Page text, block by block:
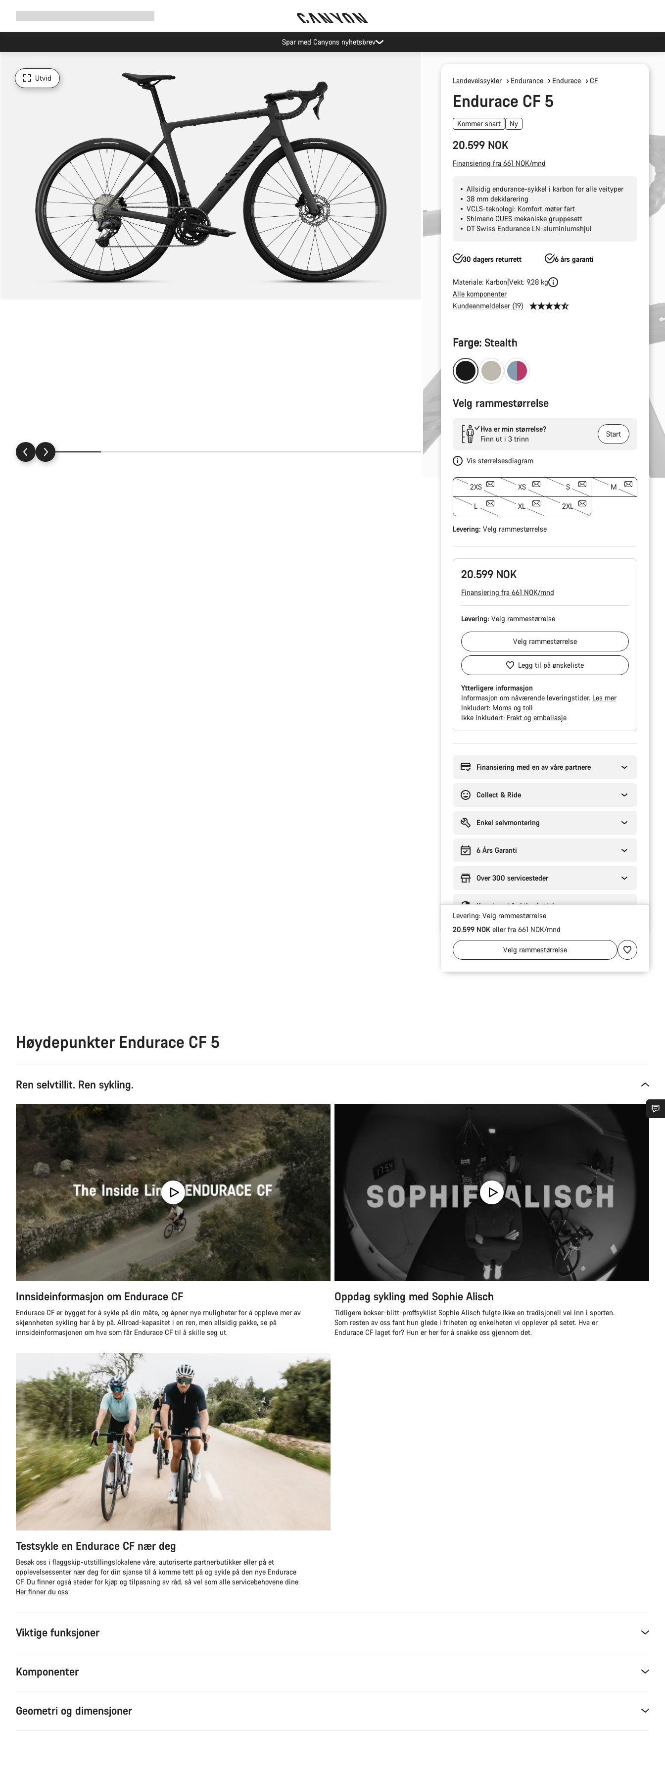
Spar med Canyons nyhetsbrev
Utvid Landeveissykler Endurance Endurace CF
Endurace CF 5
Kommer snart Ny
20.599 NOK
Finansiering fra 661 NOK/mnd
Allsidig endurance-sykkel i karbon for alle veityper
38 mm dekklarering
VCLS-teknologi: Komfort møter fart
Shimano CUES mekaniske gruppesett
DT Swiss Endurance LN-aluminiumshjul
30 dagers returrett 6 års garanti
Materiale: Karbon Vekt: 9,28 kg
Alle komponenter
Kundeanmeldelser (19)
Produktkonfigurasjon
Farge: Stealth
Velg rammestørrelse
Hva er min størrelse?
Finn ut i 3 trinn
Start
Vis størrelsesdiagram
2XS XS S M
L XL 2XL
Levering: Velg rammestørrelse
20.599 NOK
Finansiering fra 661 NOK/mnd
Levering: Velg rammestørrelse
Velg rammestørrelse
Legg til på ønskeliste
Ytterligere informasjon
Informasjon om nåværende leveringstider. Les mer
Inkludert: Moms og toll
Ikke inkludert: Frakt og emballasje
Finansiering med en av våre partnere
Collect & Ride
Enkel selvmontering
6 Års Garanti
Over 300 servicesteder
Konstruert fraktbeskyttelse
Levering: Velg rammestørrelse
20.599 NOKeller fra 661 NOK/mnd
Velg rammestørrelse
Høydepunkter Endurace CF 5
Ren selvtillit. Ren sykling.
Innsideinformasjon om Endurace CF
Endurace CF er bygget for å sykle på din måte, og åpner nye muligheter for å oppleve mer av
skjønnheten sykling har å by på. Allroad-kapasitet i en ren, men allsidig pakke, se på
innsideinformasjonen om hva som får Endurace CF til å skille seg ut.
Oppdag sykling med Sophie Alisch
Tidligere bokser-blitt-proffsyklist Sophie Alisch fulgte ikke en tradisjonell vei inn i sporten.
Som resten av oss fant hun glede i friheten og enkelheten vi opplever på setet. Hva er
Endurace CF laget for? Hun er her for å snakke oss gjennom det.
Testsykle en Endurace CF nær deg
Besøk oss i flaggskip-utstillingslokalene våre, autoriserte partnerbutikker eller på et
opplevelsessenter nær deg for din sjanse til å komme tett på og sykle på den nye Endurace
CF. Du finner også steder for kjøp og tilpasning av råd, så vel som alle servicebehovene dine.
Her finner du oss.
Viktige funksjoner
Komponenter
Geometri og dimensjoner
Trenger du hjelp?
Våre eksperter på kundestøtte står klare til å svare på dine spørsmål.
Begynn chat
Lukk